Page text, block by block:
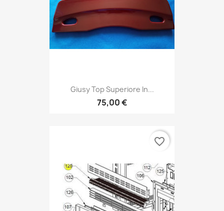
Giusy Top Superiore In...
75,00 €
favorite_border